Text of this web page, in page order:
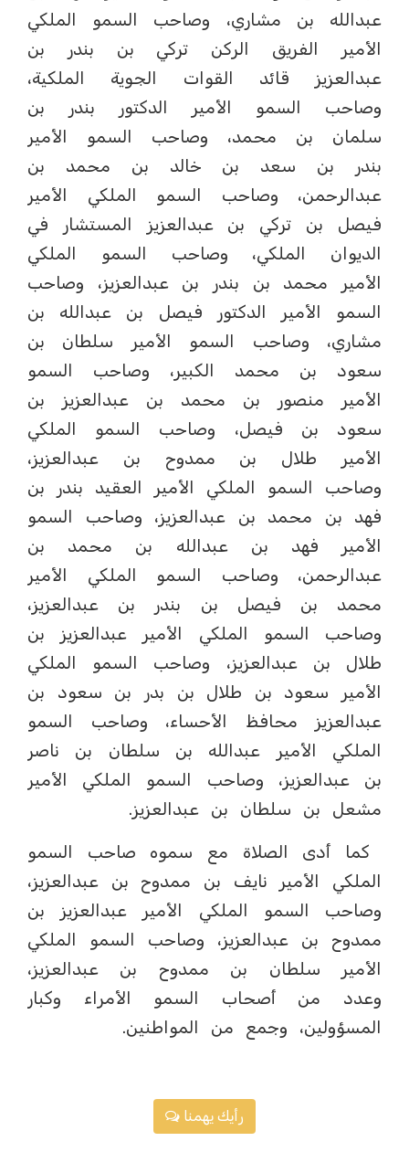
عبدالله بن مشاري، وصاحب السمو الملكي
الأمير الفريق الركن تركي بن بندر بن
عبدالعزيز قائد القوات الجوية الملكية،
وصاحب السمو الأمير الدكتور بندر بن
سلمان بن محمد، وصاحب السمو الأمير
بندر بن سعد بن خالد بن محمد بن
عبدالرحمن، وصاحب السمو الملكي الأمير
فيصل بن تركي بن عبدالعزيز المستشار في
الديوان الملكي، وصاحب السمو الملكي
الأمير محمد بن بندر بن عبدالعزيز، وصاحب
السمو الأمير الدكتور فيصل بن عبدالله بن
مشاري، وصاحب السمو الأمير سلطان بن
سعود بن محمد الكبير، وصاحب السمو
الأمير منصور بن محمد بن عبدالعزيز بن
سعود بن فيصل، وصاحب السمو الملكي
الأمير طلال بن ممدوح بن عبدالعزيز،
وصاحب السمو الملكي الأمير العقيد بندر بن
فهد بن محمد بن عبدالعزيز، وصاحب السمو
الأمير فهد بن عبدالله بن محمد بن
عبدالرحمن، وصاحب السمو الملكي الأمير
محمد بن فيصل بن بندر بن عبدالعزيز،
وصاحب السمو الملكي الأمير عبدالعزيز بن
طلال بن عبدالعزيز، وصاحب السمو الملكي
الأمير سعود بن طلال بن بدر بن سعود بن
عبدالعزيز محافظ الأحساء، وصاحب السمو
الملكي الأمير عبدالله بن سلطان بن ناصر
بن عبدالعزيز، وصاحب السمو الملكي الأمير
مشعل بن سلطان بن عبدالعزيز.
كما أدى الصلاة مع سموه صاحب السمو
الملكي الأمير نايف بن ممدوح بن عبدالعزيز،
وصاحب السمو الملكي الأمير عبدالعزيز بن
ممدوح بن عبدالعزيز، وصاحب السمو الملكي
الأمير سلطان بن ممدوح بن عبدالعزيز،
وعدد من أصحاب السمو الأمراء وكبار
المسؤولين، وجمع من المواطنين.
رأيك يهمنا